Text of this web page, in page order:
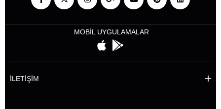
MOBİL UYGULAMALAR
İLETİŞİM